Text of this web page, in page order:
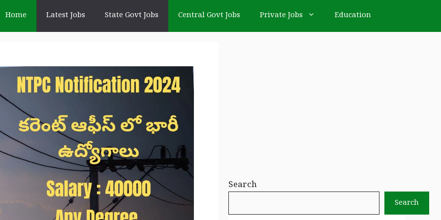
Home Latest Jobs State Govt Jobs Central Govt Jobs Private Jobs Education
Search
Search